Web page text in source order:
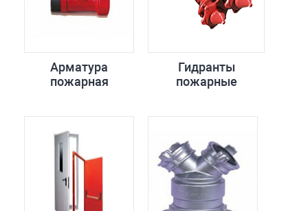
Арматура
пожарная
Гидранты
пожарные